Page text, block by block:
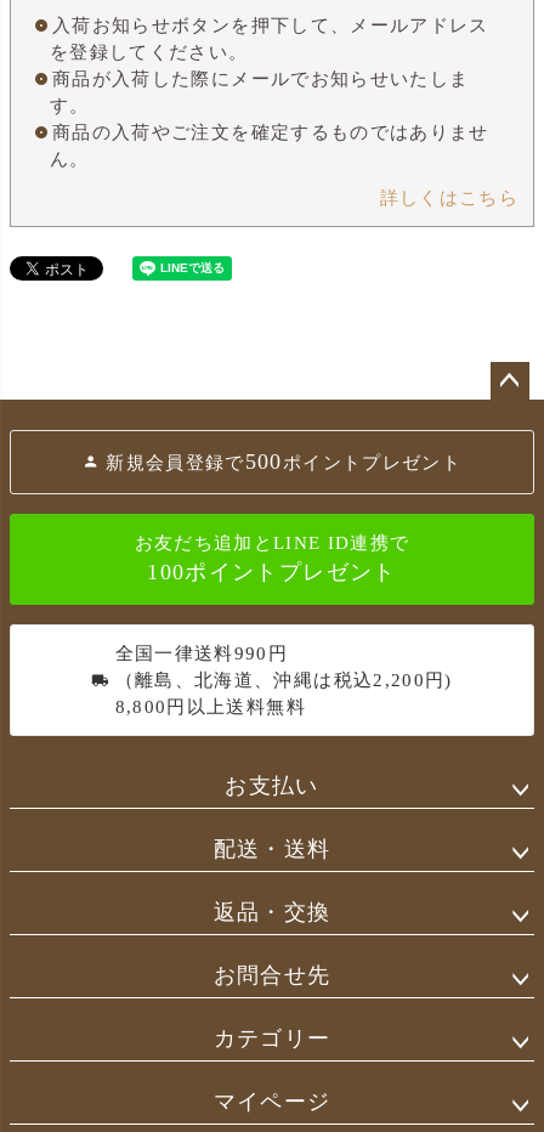
入荷お知らせボタンを押下して、メールアドレス
を登録してください。
商品が入荷した際にメールでお知らせいたしま
す。
商品の入荷やご注文を確定するものではありませ
ん。
詳しくはこちら
ト
新規会員登録で500ポイントプレゼント
お友だち追加とLINE ID連携で
100ポイントプレゼント
全国一律送料990円
（離島、北海道、沖縄は税込2,200円)
8,800円以上送料無料
お支払い
配送・送料
返品・交換
お問合せ先
カテゴリー
マイページ